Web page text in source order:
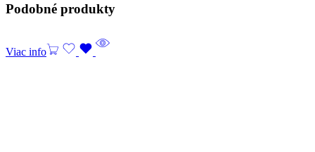
Podobné produkty
Viac info